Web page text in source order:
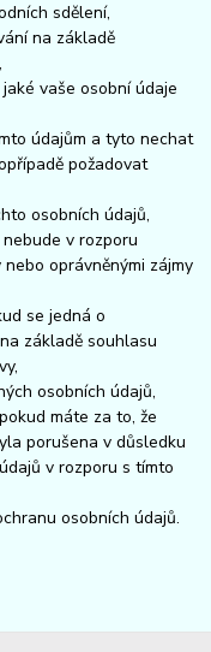
sdělení,
na základě
vaše osobní údaje
údajům a tyto nechat
požadovat
osobních údajů,
v rozporu
oprávněnými zájmy
se jedná o
základě souhlasu
osobních údajů,
máte za to, že
porušena v důsledku
v rozporu s tímto
osobních údajů.